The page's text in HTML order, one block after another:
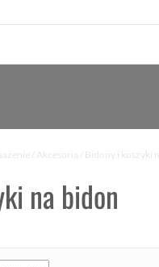
na bidon
Akcesoria Bidony i koszyki